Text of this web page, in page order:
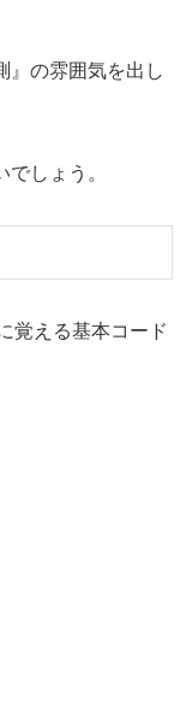
』の雰囲気を出し
しょう。
覚える基本コード